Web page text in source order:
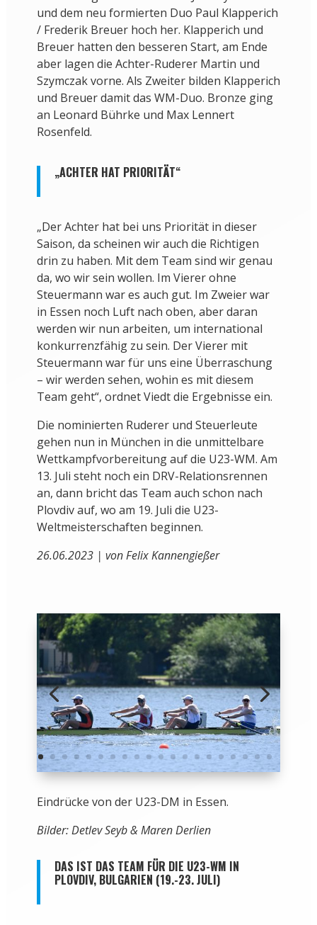
und dem neu formierten Duo Paul Klapperich
/ Frederik Breuer hoch her. Klapperich und
Breuer hatten den besseren Start, am Ende
aber lagen die Achter-Ruderer Martin und
Szymczak vorne. Als Zweiter bilden Klapperich
und Breuer damit das WM-Duo. Bronze ging
an Leonard Bührke und Max Lennert
Rosenfeld.
„ACHTER HAT PRIORITÄT“
„Der Achter hat bei uns Priorität in dieser
Saison, da scheinen wir auch die Richtigen
drin zu haben. Mit dem Team sind wir genau
da, wo wir sein wollen. Im Vierer ohne
Steuermann war es auch gut. Im Zweier war
in Essen noch Luft nach oben, aber daran
werden wir nun arbeiten, um international
konkurrenzfähig zu sein. Der Vierer mit
Steuermann war für uns eine Überraschung
– wir werden sehen, wohin es mit diesem
Team geht“, ordnet Viedt die Ergebnisse ein.
Die nominierten Ruderer und Steuerleute
gehen nun in München in die unmittelbare
Wettkampfvorbereitung auf die U23-WM. Am
13. Juli steht noch ein DRV-Relationsrennen
an, dann bricht das Team auch schon nach
Plovdiv auf, wo am 19. Juli die U23-
Weltmeisterschaften beginnen.
26.06.2023 | von Felix Kannengießer
Eindrücke von der U23-DM in Essen.
Bilder: Detlev Seyb & Maren Derlien
DAS IST DAS TEAM FÜR DIE U23-WM IN
PLOVDIV, BULGARIEN (19.-23. JULI)